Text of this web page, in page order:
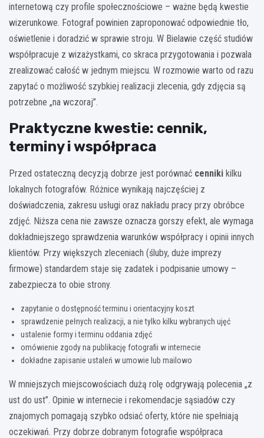
internetową czy profile społecznościowe – ważne będą kwestie
wizerunkowe. Fotograf powinien zaproponować odpowiednie tło,
oświetlenie i doradzić w sprawie stroju. W Bielawie część studiów
współpracuje z wizażystkami, co skraca przygotowania i pozwala
zrealizować całość w jednym miejscu. W rozmowie warto od razu
zapytać o możliwość szybkiej realizacji zlecenia, gdy zdjęcia są
potrzebne „na wczoraj”.
Praktyczne kwestie: cennik,
terminy i współpraca
Przed ostateczną decyzją dobrze jest porównać cenniki kilku
lokalnych fotografów. Różnice wynikają najczęściej z
doświadczenia, zakresu usługi oraz nakładu pracy przy obróbce
zdjęć. Niższa cena nie zawsze oznacza gorszy efekt, ale wymaga
dokładniejszego sprawdzenia warunków współpracy i opinii innych
klientów. Przy większych zleceniach (śluby, duże imprezy
firmowe) standardem staje się zadatek i podpisanie umowy –
zabezpiecza to obie strony.
zapytanie o dostępność terminu i orientacyjny koszt
sprawdzenie pełnych realizacji, a nie tylko kilku wybranych ujęć
ustalenie formy i terminu oddania zdjęć
omówienie zgody na publikację fotografii w internecie
dokładne zapisanie ustaleń w umowie lub mailowo
W mniejszych miejscowościach dużą rolę odgrywają polecenia „z
ust do ust”. Opinie w internecie i rekomendacje sąsiadów czy
znajomych pomagają szybko odsiać oferty, które nie spełniają
oczekiwań. Przy dobrze dobranym fotografie współpraca